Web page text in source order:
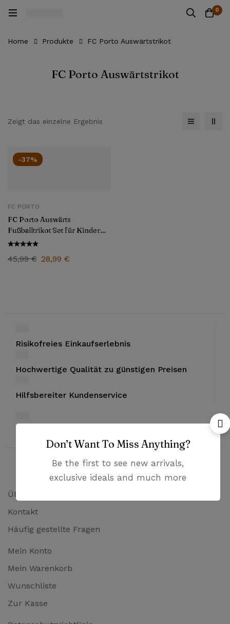
0
Home Produkte FC Porto Auswärtstrikot
FC Porto Auswärtstrikot
Zeigt das einzelne Ergebnis
-37%
FC PORTO
FC Porto Auswärts
Fußballtrikot Set für Kinder
2025/26
45,99€ 28,99 €
Risikofreies Einkaufserlebnis
Hochwertige Qualität zu günstigen Preisen
Hilfsbereiter Kundenservice
Über uns
Kontakt
Häufig gestellte Fragen
Mein Konto
Mein Warenkorb
Wunschliste
Zur Kasse
Don’t Want To Miss Anything?
Be the first to see new arrivals,
exclusive ideals and much more